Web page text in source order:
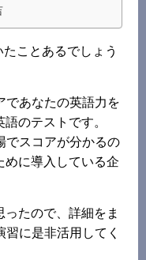
たことあるでしょう
であなたの英語力を
のテストです。
でスコアが分かるの
めに導入している企
たので、詳細をま
に是非活用してく